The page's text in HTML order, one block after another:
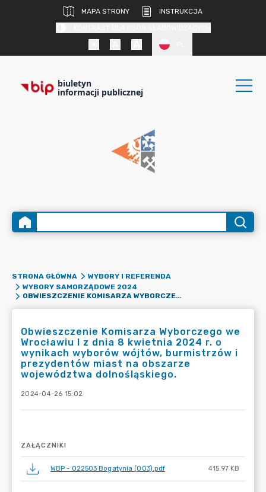
MAPA STRONY
INSTRUKCJA
biuletyn
informacji publicznej
STRONA GŁÓWNA
WYBORY I REFERENDA
WYBORY SAMORZĄDOWE 2024
OBWIESZCZENIE KOMISARZA WYBORCZEGO WE WROCŁAWIU I Z DNIA 8 KWIETNIA 2024 R. O WYNIKACH WYBORÓW WÓJTÓW, BURMISTRZÓW I PREZYDENTÓW MIAST NA OBSZARZE WOJEWÓDZTWA DOLNOŚLĄSKIEGO.
Obwieszczenie Komisarza Wyborczego we
Wrocławiu I z dnia 8 kwietnia 2024 r. o
wynikach wyborów wójtów, burmistrzów i
prezydentów miast na obszarze
województwa dolnośląskiego.
2024-04-26 15:02
ZAŁĄCZNIKI
WBP - 022503 Bogatynia (003).pdf 415.97 KB